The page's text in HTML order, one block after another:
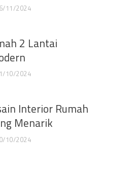
11/2024
2 Lantai
10/2024
Interior Rumah
Menarik
10/2024